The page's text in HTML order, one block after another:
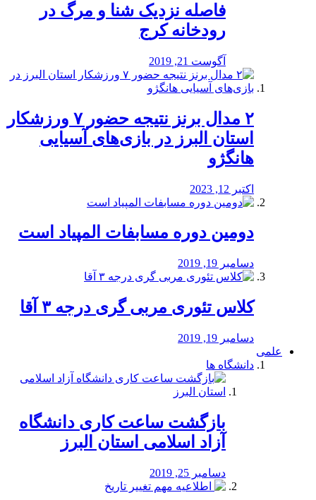
️فاصله نزدیک شنا و مرگ در
رودخانه کرج
آگوست 21, 2019
۲ مدال برنز نتیجه حضور ۷ ورزشکار
استان البرز در بازی‌های آسیایی
هانگژو
اکتبر 12, 2023
دومین دوره مسابفات المپیاد است
دسامبر 19, 2019
کلاس تئوری مربی گری درجه ۳ آقا
دسامبر 19, 2019
علمی
دانشگاه ها
بازگشت ساعت کاری دانشگاه
آزاد اسلامی استان البرز
دسامبر 25, 2019